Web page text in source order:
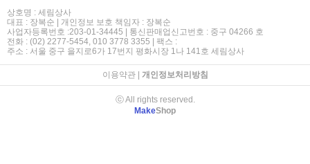
상호명 : 세림상사
대표 : 장복순 | 개인정보 보호 책임자 : 장복순
사업자등록번호 :203-01-34445 | 통신판매업신고번호 : 중구 04266 호
전화 : (02) 2277-5454, 010 3778 3355 | 팩스 :
주소 : 서울 중구 을지로6가 17번지 평화시장 1나 141호 세림상사
이용약관| 개인정보처리방침
ⓒ All rights reserved.
MakeShop